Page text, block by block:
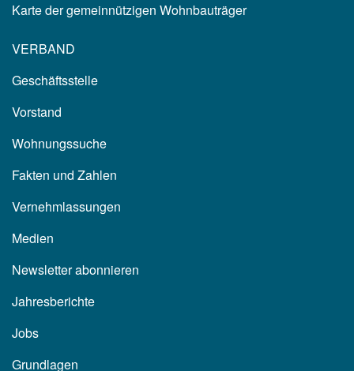
Karte der gemeinnützigen Wohnbauträger
VERBAND
Geschäftsstelle
Vorstand
Wohnungssuche
Fakten und Zahlen
Vernehmlassungen
Medien
Newsletter abonnieren
Jahresberichte
Jobs
Grundlagen